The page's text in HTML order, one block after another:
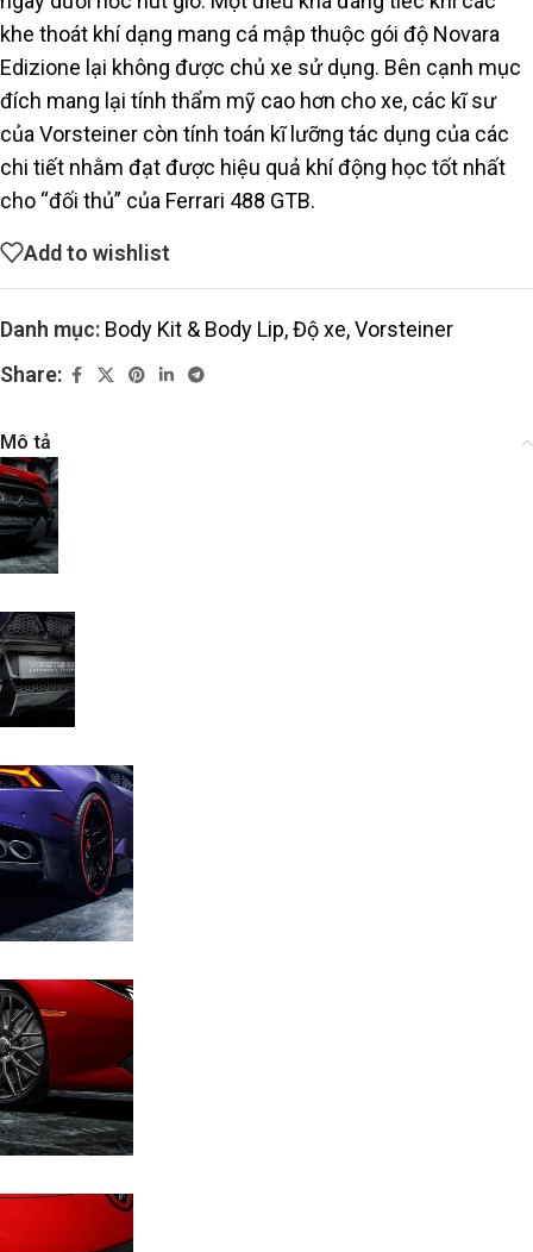
khe thoát khí dạng mang cá mập thuộc gói độ Novara
Edizione lại không được chủ xe sử dụng. Bên cạnh mục
đích mang lại tính thẩm mỹ cao hơn cho xe, các kĩ sư
của Vorsteiner còn tính toán kĩ lưỡng tác dụng của các
chi tiết nhằm đạt được hiệu quả khí động học tốt nhất
cho “đối thủ” của Ferrari 488 GTB.
Add to wishlist
Danh mục: Body Kit & Body Lip,Độ xe,Vorsteiner
Share:
Mô tả